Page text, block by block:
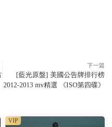
下一篇
[藍光原盤] 美國公告牌排行榜
2012-2013 mv精選 《ISO第四碟》
VIP